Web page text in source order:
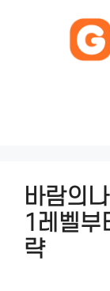
바람의
1레벨부
략